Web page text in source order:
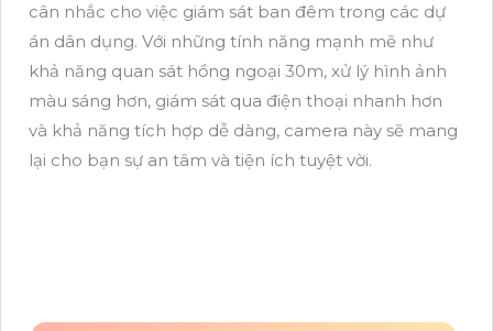
cân nhắc cho việc giám sát ban đêm trong các dự
án dân dụng. Với những tính năng mạnh mẽ như
khả năng quan sát hồng ngoại 30m, xử lý hình ảnh
màu sáng hơn, giám sát qua điện thoại nhanh hơn
và khả năng tích hợp dễ dàng, camera này sẽ mang
lại cho bạn sự an tâm và tiện ích tuyệt vời.